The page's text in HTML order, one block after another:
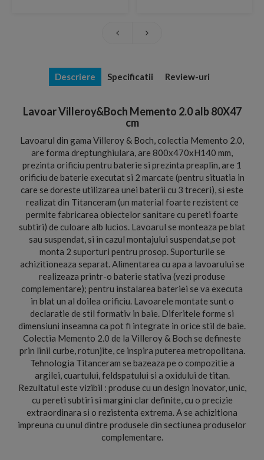
Descriere Specificatii Review-uri
Lavoar Villeroy&Boch Memento 2.0 alb 80X47
cm
Lavoarul din gama Villeroy & Boch, colectia Memento 2.0,
are forma dreptunghiulara, are 800x470xH140 mm,
prezinta orificiu pentru baterie si prezinta preaplin, are 1
orificiu de baterie executat si 2 marcate (pentru situatia in
care se doreste utilizarea unei baterii cu 3 treceri), si este
realizat din Titanceram (un material foarte rezistent ce
permite fabricarea obiectelor sanitare cu pereti foarte
subtiri) de culoare alb lucios. Lavoarul se monteaza pe blat
sau suspendat, si in cazul montajului suspendat,se pot
monta 2 suporturi pentru prosop. Suporturile se
achizitioneaza separat. Alimentarea cu apa a lavoarului se
realizeaza printr-o baterie stativa (vezi produse
complementare); pentru instalarea bateriei se va executa
in blat un al doilea orificiu. Lavoarele montate sunt o
declaratie de stil formativ in baie. Diferitele forme si
dimensiuni inseamna ca pot fi integrate in orice stil de baie.
Colectia Memento 2.0 de la Villeroy & Boch se defineste
prin linii curbe, rotunjite, ce inspira puterea metropolitana.
Tehnologia Titanceram se bazeaza pe o compozitie a
argilei, cuartului, feldspatului si a oxidului de titan.
Rezultatul este vizibil : produse cu un design inovator, unic,
cu pereti subtiri si margini clar definite, cu o precizie
extraordinara si o rezistenta extrema. A se achizitiona
impreuna cu unul dintre produsele din sectiunea produselor
complementare.